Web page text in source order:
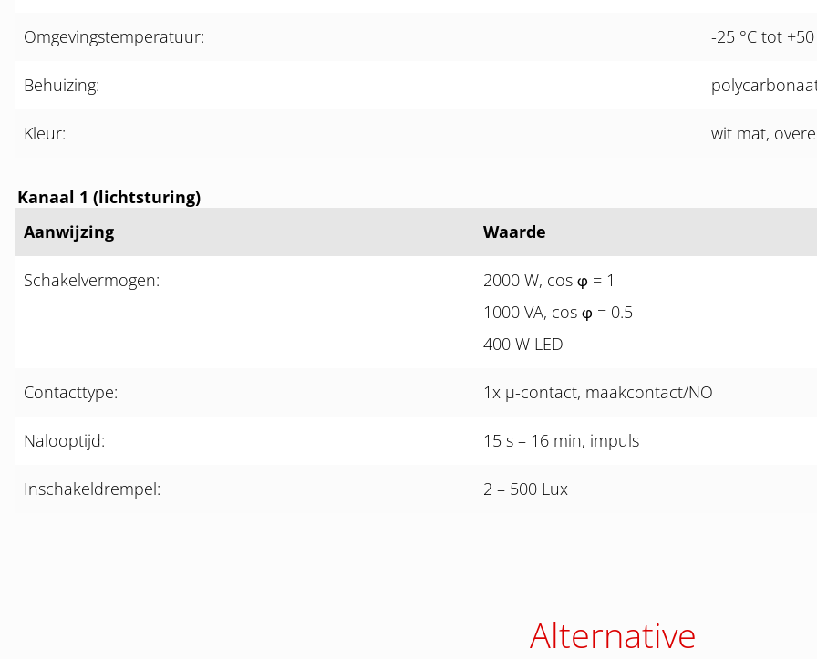
Omgevingstemperatuur: -25 °C tot +50
Behuizing:
Kleur: wit mat,
Kanaal 1 (lichtsturing)
Aanwijzing
Waarde
Schakelvermogen: 2000 W, cos φ = 1
1000 VA, cos φ = 0.5
400 W LED
Contacttype: 1x µ-contact, maakcontact/NO
Nalooptijd: 15 s – 16 min, impuls
Inschakeldrempel: 2 – 500 Lux
Alternative